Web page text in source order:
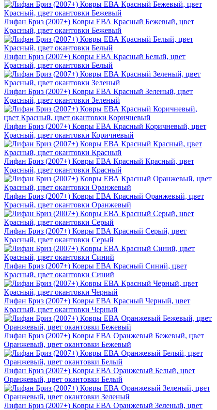
Лифан Бриз (2007+) Ковры ЕВА Красный Бежевый, цвет
Красный, цвет окантовки Бежевый
Лифан Бриз (2007+) Ковры ЕВА Красный Белый, цвет
Красный, цвет окантовки Белый
Лифан Бриз (2007+) Ковры ЕВА Красный Зеленый, цвет
Красный, цвет окантовки Зеленый
Лифан Бриз (2007+) Ковры ЕВА Красный Коричневый, цвет
Красный, цвет окантовки Коричневый
Лифан Бриз (2007+) Ковры ЕВА Красный Красный, цвет
Красный, цвет окантовки Красный
Лифан Бриз (2007+) Ковры ЕВА Красный Оранжевый, цвет
Красный, цвет окантовки Оранжевый
Лифан Бриз (2007+) Ковры ЕВА Красный Серый, цвет
Красный, цвет окантовки Серый
Лифан Бриз (2007+) Ковры ЕВА Красный Синий, цвет
Красный, цвет окантовки Синий
Лифан Бриз (2007+) Ковры ЕВА Красный Черный, цвет
Красный, цвет окантовки Черный
Лифан Бриз (2007+) Ковры ЕВА Оранжевый Бежевый, цвет
Оранжевый, цвет окантовки Бежевый
Лифан Бриз (2007+) Ковры ЕВА Оранжевый Белый, цвет
Оранжевый, цвет окантовки Белый
Лифан Бриз (2007+) Ковры ЕВА Оранжевый Зеленый, цвет